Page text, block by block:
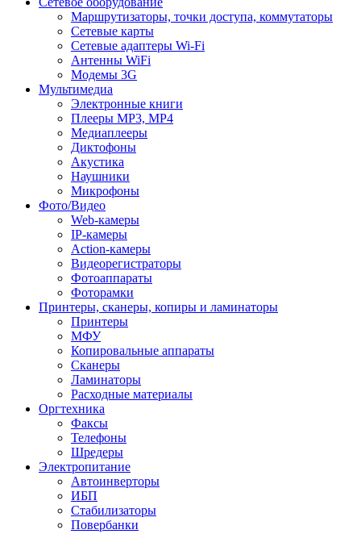
Маршрутизаторы, точки доступа, коммутаторы
Сетевые карты
Сетевые адаптеры Wi-Fi
Антенны WiFi
Модемы 3G
Мультимедиа
Электронные книги
Плееры MP3, MP4
Медиаплееры
Диктофоны
Акустика
Наушники
Микрофоны
Фото/Видео
Web-камеры
IP-камеры
Action-камеры
Видеорегистраторы
Фотоаппараты
Фоторамки
Принтеры, сканеры, копиры и ламинаторы
Принтеры
МФУ
Копировальные аппараты
Сканеры
Ламинаторы
Расходные материалы
Оргтехника
Факсы
Телефоны
Шредеры
Электропитание
Автоинверторы
ИБП
Стабилизаторы
Повербанки